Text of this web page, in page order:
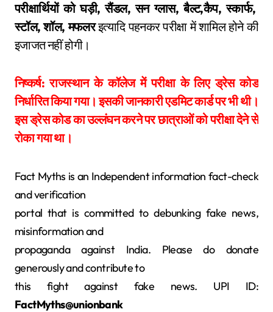
परीक्षार्थियों को घड़ी, सैंडल, सन ग्लास, बैल्ट,कैप, स्कार्फ,
स्टॉल, शॉल, मफलरइत्यादि पहनकर परीक्षा में शामिल होने की
इजाजत नहीं होगी।
निष्कर्ष: राजस्थान के कॉलेज में परीक्षा के लिए ड्रेस कोड
निर्धारित किया गया। इसकी जानकारी एडमिट कार्ड पर भी थी।
इस ड्रेस कोड का उल्लंघन करने पर छात्राओं को परीक्षा देने से
रोका गया था।
Fact Myths is an Independent information fact-check
and verification
portal that is committed to debunking fake news,
misinformation and
propaganda against India. Please do donate
generously and contribute to
this fight against fake news. UPI ID:
FactMyths@unionbank